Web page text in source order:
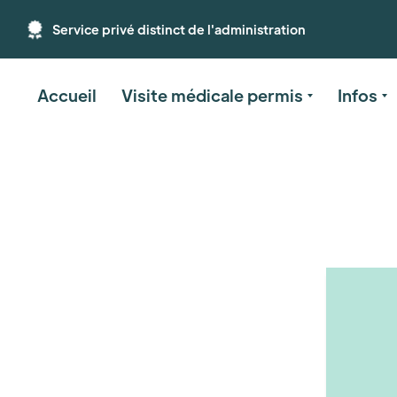
Service privé distinct de l'administration
Accueil Visite médicale permis Infos